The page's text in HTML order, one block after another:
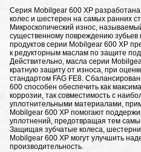
Серия Mobilgear 600 XP
колес и шестерен на самых ранних
Микроскопический износ,
существенному повреждению зубьев
продуктов серии Mobilgear 600 XP
к редукторным маслам по защите
Действительно, масла серии
кратную защиту от износа, при
стандартом FAG FE8.
600 способен обеспечить как
коррозии, так совместимость с
уплотнительными материалами,
Mobilgear 600 XP помогают
уплотнений, предотвращая тем
Защищая зубчатые колеса,
Mobilgear 600 XP могут улучшить
производительность.